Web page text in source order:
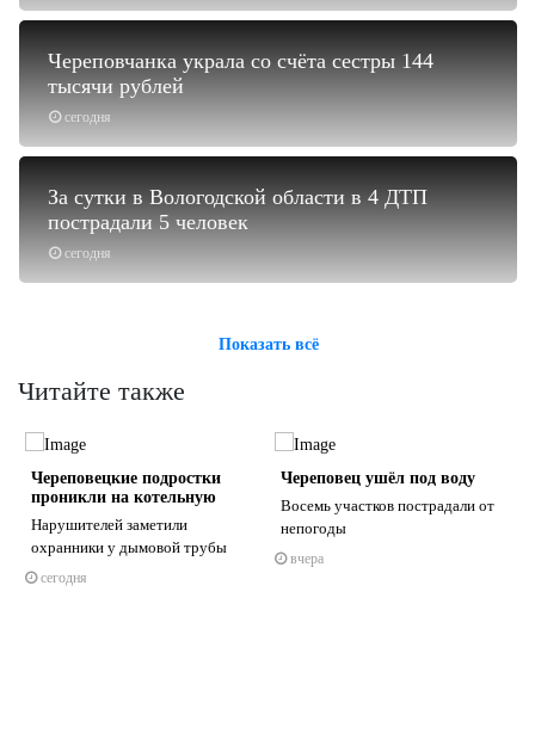
сегодня
Череповчанка украла со счёта сестры 144
тысячи рублей
сегодня
За сутки в Вологодской области в 4 ДТП
пострадали 5 человек
Показать всё
Читайте также
Череповецкие подростки
проникли на котельную
Нарушителей заметили
охранники у дымовой трубы
сегодня
Череповец ушёл под воду
Восемь участков пострадали от
непогоды
вчера